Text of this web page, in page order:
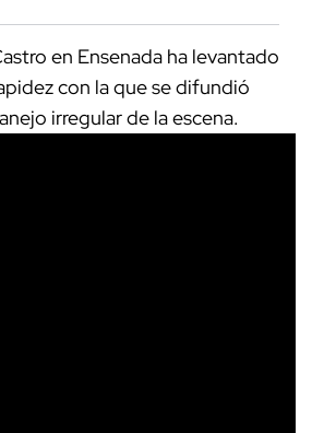
en Ensenada ha levantado
con la que se difundió
irregular de la escena.